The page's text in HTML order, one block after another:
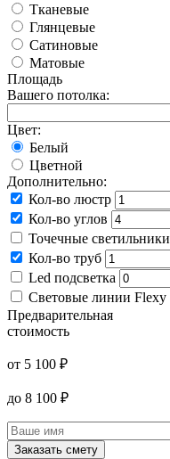
Тканевые
Глянцевые
Сатиновые
Матовые
Площадь
Вашего потолка:
Цвет:
Белый
Цветной
Дополнительно:
Кол-во люстр
Кол-во углов
Точечные светильники
Кол-во труб
Led подсветка
Световые линии Flexy
Предварительная
стоимость
от 5 100 ₽
до 8 100 ₽
Заказать смету